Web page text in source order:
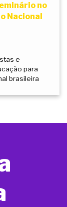
no
Nacional
e
para
brasileira